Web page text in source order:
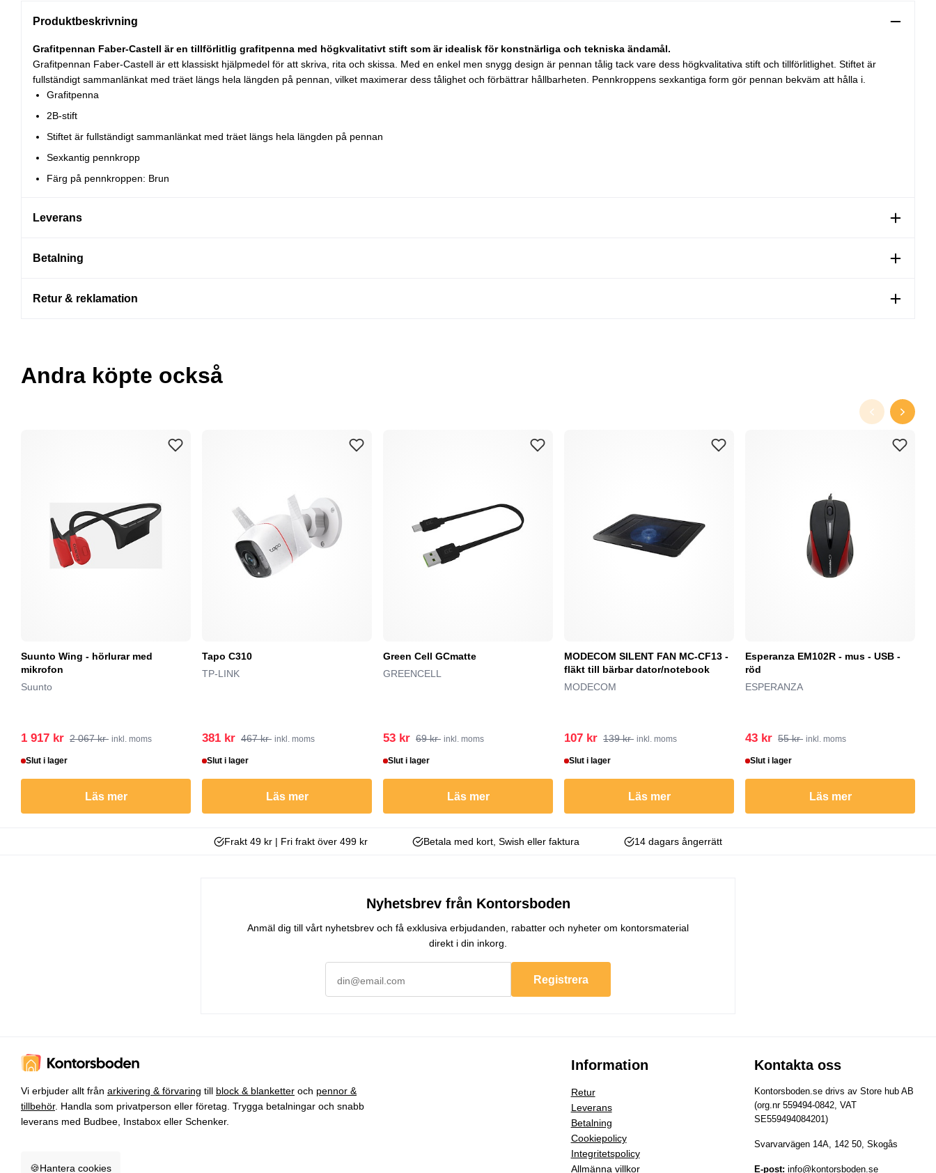
Produktbeskrivning
Grafitpennan Faber-Castell är en tillförlitlig grafitpenna med högkvalitativt stift som är idealisk för konstnärliga och tekniska ändamål.
Grafitpennan Faber-Castell är ett klassiskt hjälpmedel för att skriva, rita och skissa. Med en enkel men snygg design är pennan tålig tack vare dess högkvalitativa stift och tillförlitlighet. Stiftet är
fullständigt sammanlänkat med träet längs hela längden på pennan, vilket maximerar dess tålighet och förbättrar hållbarheten. Pennkroppens sexkantiga form gör pennan bekväm att hålla i.
Grafitpenna
2B-stift
Stiftet är fullständigt sammanlänkat med träet längs hela längden på pennan
Sexkantig pennkropp
Färg på pennkroppen: Brun
Leverans
Betalning
Retur & reklamation
Andra köpte också
Suunto Wing - hörlurar med
mikrofon
Suunto
1 917 kr 2 067 kr inkl. moms
Slut i lager
Läs mer
Tapo C310
TP-LINK
381 kr 467 kr inkl. moms
Slut i lager
Läs mer
Green Cell GCmatte
GREENCELL
53 kr 69 kr inkl. moms
Slut i lager
Läs mer
MODECOM SILENT FAN MC-CF13 -
fläkt till bärbar dator/notebook
MODECOM
107 kr 139 kr inkl. moms
Slut i lager
Läs mer
Esperanza EM102R - mus - USB -
röd
ESPERANZA
43 kr 55 kr inkl. moms
Slut i lager
Läs mer
Frakt 49 kr | Fri frakt över 499 kr Betala med kort, Swish eller faktura 14 dagars ångerrätt
Nyhetsbrev från Kontorsboden
Anmäl dig till vårt nyhetsbrev och få exklusiva erbjudanden, rabatter och nyheter om kontorsmaterial
direkt i din inkorg.
Registrera
Vi erbjuder allt från arkivering & förvaring till block & blanketter och pennor &
tillbehör. Handla som privatperson eller företag. Trygga betalningar och snabb
leverans med Budbee, Instabox eller Schenker.
🍪Hantera cookies
Information
Retur
Leverans
Betalning
Cookiepolicy
Integritetspolicy
Allmänna villkor
Kontakta oss
Kontorsboden.se drivs av Store hub AB
(org.nr 559494-0842, VAT
SE559494084201)
Svarvarvägen 14A, 142 50, Skogås
E-post: info@kontorsboden.se